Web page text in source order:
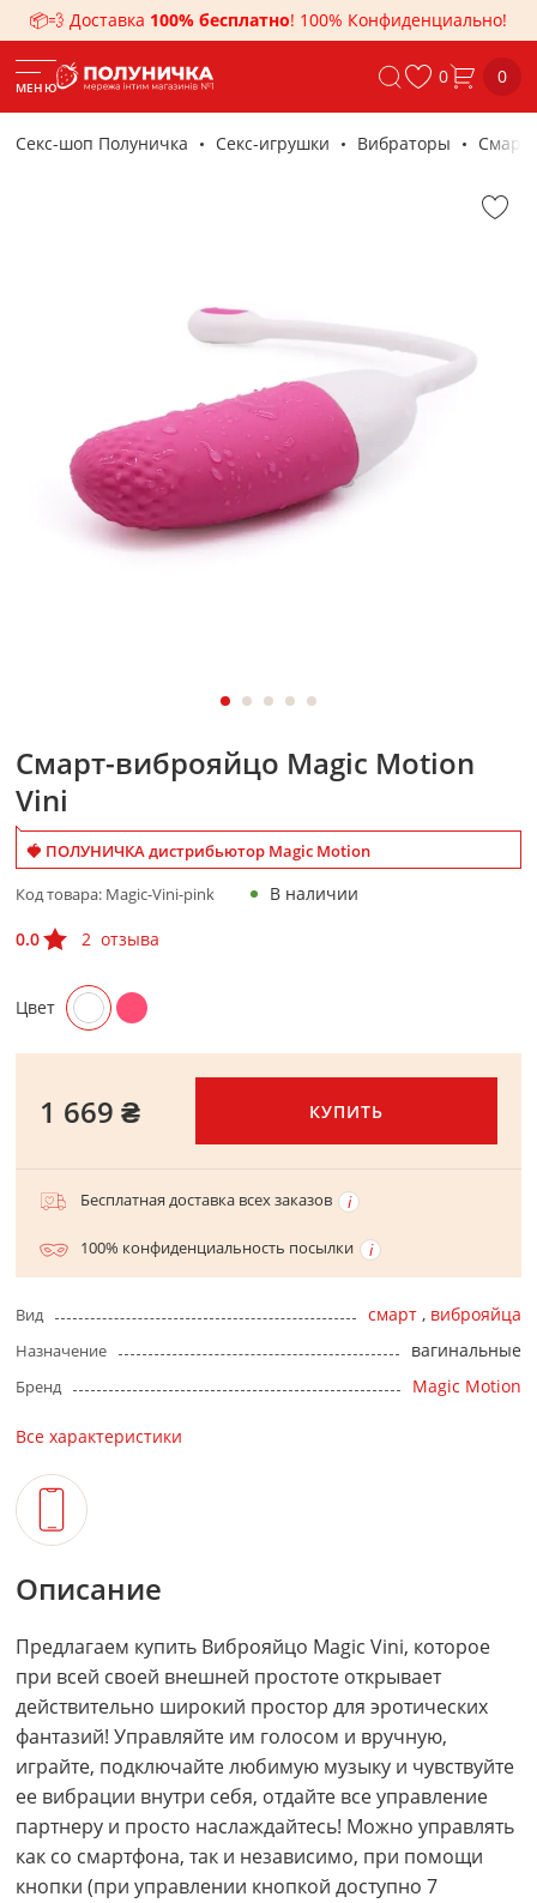
📦💨 Доставка 100% бесплатно! 100% Конфиденциально!
МЕНЮ 0 0
Секс-шоп Полуничка Секс-игрушки Вибраторы
Смарт-виброяйцо Magic Motion
Vini
🍓 ПОЛУНИЧКА дистрибьютор Magic Motion
Код товара: Magic-Vini-pink
В наличии
0.0
2 отзыва
Цвет
1 669 ₴ КУПИТЬ
Бесплатная доставка всех заказов
100% конфиденциальность посылки
Вид смарт , виброяйца
Назначение вагинальные
Бренд Magic Motion
Все характеристики
Описание
Предлагаем купить Виброяйцо Magic Vini, которое
при всей своей внешней простоте открывает
действительно широкий простор для эротических
фантазий! Управляйте им голосом и вручную,
играйте, подключайте любимую музыку и чувствуйте
ее вибрации внутри себя, отдайте все управление
партнеру и просто наслаждайтесь! Можно управлять
как со смартфона, так и независимо, при помощи
кнопки (при управлении кнопкой доступно 7